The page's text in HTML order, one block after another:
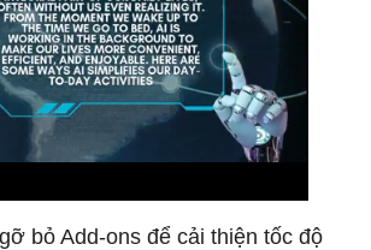
bỏ Add-ons để cải thiện tốc độ